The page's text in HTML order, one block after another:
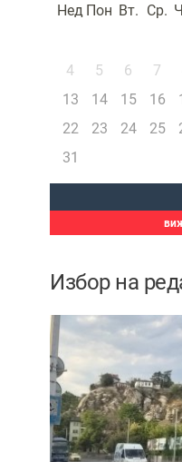
Нед Пон Вт. Ср.
4
5 6 7
13
14 15 16
22
23 24 25
31
Избор на